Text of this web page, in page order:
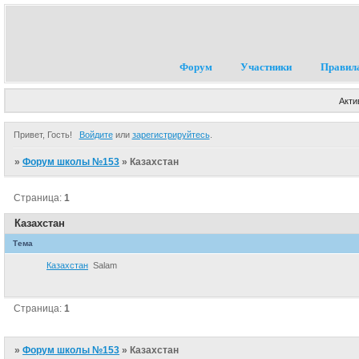
Форум Участники
Привет, Гость! Войдитеили зарегистрируйтесь.
»Форум школы №153 » Казахстан
Казахстан
Страница:1
Тема
Казахстан Salam
Страница:1
»Форум школы №153 » Казахстан